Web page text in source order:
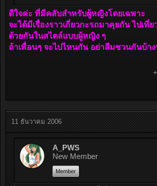
ดีใจค่ะ ที่มีคลับสำหรับผู้หญิงโดยเฉพาะ
จะได้มีเรื่องราวเกี่ยวกะรถมาคุยกัน ไปเที่ย
ด้วยกันในสไตล์แบบผู้หญิง ๆ
ถ้าเพื่อนๆ จะไปไหนกัน อย่าลืมชวนกันบ้า
11 ธันวาคม 2006
A_PWS
New Member
Member